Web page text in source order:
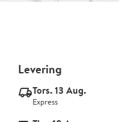
Levering
delivery_express_v2Tors. 13 Aug.
Express